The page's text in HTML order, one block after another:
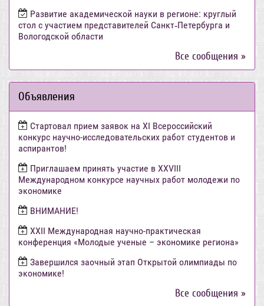
Развитие академической науки в регионе: круглый
стол с участием представителей Санкт‑Петербурга и
Вологодской области
Все сообщения »
Объявления
Стартовал прием заявок на XI Всероссийский
конкурс научно-исследовательских работ студентов и
аспирантов!
Приглашаем принять участие в XXVIII
Международном конкурсе научных работ молодежи по
экономике
ВНИМАНИЕ!
ХХII Международная научно-практическая
конференция «Молодые ученые – экономике региона»
Завершился заочный этап Открытой олимпиады по
экономике!
Все сообщения »